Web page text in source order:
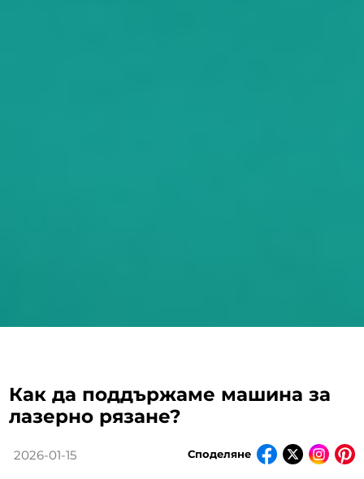
Как да поддържаме машина за
лазерно рязане?
2026-01-15 Споделяне